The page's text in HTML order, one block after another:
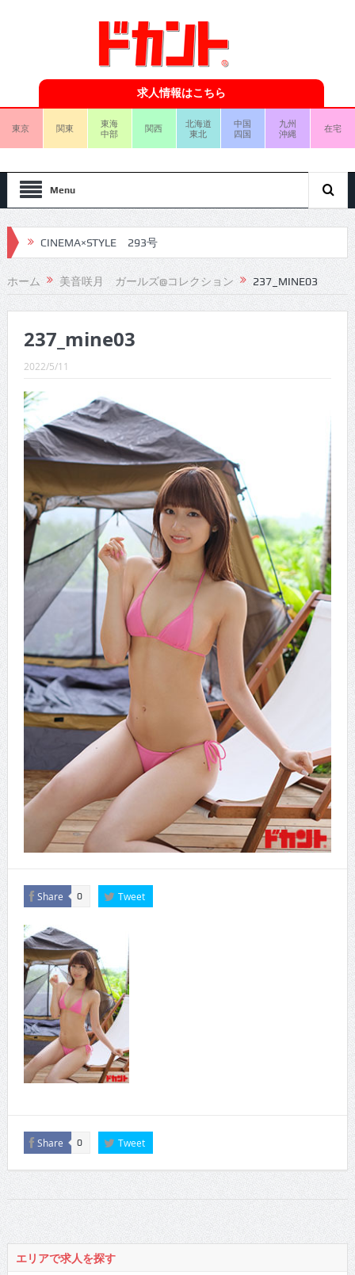
求人情報はこちら
東京 関東
東海
中部
関西
北海道
東北
中国
四国
九州
沖縄
在宅
Menu
CINEMA×STYLE 293号
CINEMA×STYLE 292号
CINEMA×STYLE 291号
CINEMA×STYLE 290号
CINEMA×STYLE 289号
CINEMA×STYLE 288号
CINEMA×STYLE 287号
CINEMA×STYLE 286号
CINEMA×STYLE 285号
CINEMA×STYLE 294号
ホーム 美音咲月 ガールズ@コレクション 237_MINE03
237_mine03
2022/5/11
Share 0 Tweet
Share 0 Tweet
エリアで求人を探す